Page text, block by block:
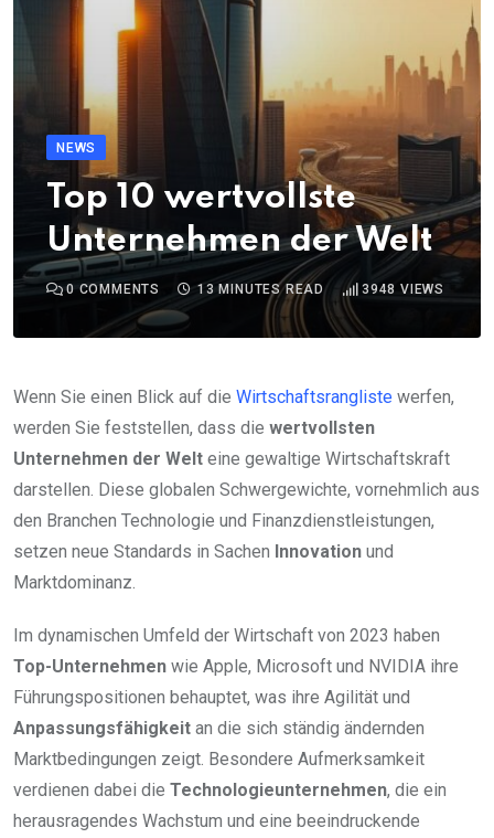
NEWS
Top 10 wertvollste
Unternehmen der Welt
0COMMENTS 13 MINUTES READ 3948 VIEWS
Wenn Sie einen Blick auf die Wirtschaftsrangliste werfen,
werden Sie feststellen, dass die wertvollsten
Unternehmen der Welt eine gewaltige Wirtschaftskraft
darstellen. Diese globalen Schwergewichte, vornehmlich aus
den Branchen Technologie und Finanzdienstleistungen,
setzen neue Standards in Sachen Innovation und
Marktdominanz.
Im dynamischen Umfeld der Wirtschaft von 2023 haben
Top-Unternehmen wie Apple, Microsoft und NVIDIA ihre
Führungspositionen behauptet, was ihre Agilität und
Anpassungsfähigkeit an die sich ständig ändernden
Marktbedingungen zeigt. Besondere Aufmerksamkeit
verdienen dabei die Technologieunternehmen, die ein
herausragendes Wachstum und eine beeindruckende